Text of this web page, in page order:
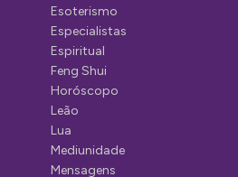
Esoterismo
Especialistas
Espiritual
Feng Shui
Horóscopo
Leão
Lua
Mediunidade
Mensagens